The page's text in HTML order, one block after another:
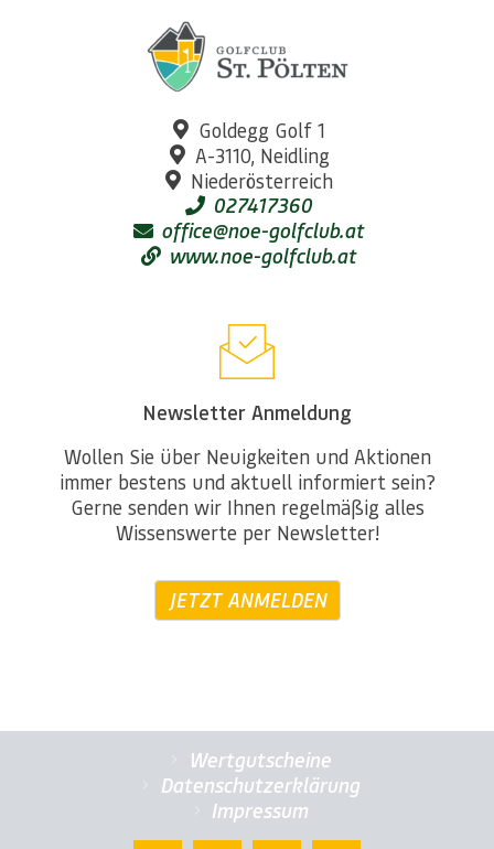
Goldegg Golf 1
A-3110, Neidling
Niederösterreich
027417360
office@noe-golfclub.at
www.noe-golfclub.at
Newsletter Anmeldung
Wollen Sie über Neuigkeiten und Aktionen
immer bestens und aktuell informiert sein?
Gerne senden wir Ihnen regelmäßig alles
Wissenswerte per Newsletter!
JETZT ANMELDEN
Wertgutscheine
Datenschutzerklärung
Impressum